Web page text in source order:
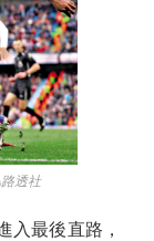
透社
最後直路，